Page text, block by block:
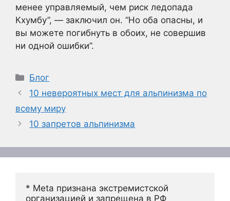
менее управляемый, чем риск ледопада
Кхумбу”, — заключил он. “Но оба опасны, и
вы можете погибнуть в обоих, не совершив
ни одной ошибки”.
Рубрики
Блог
10 невероятных мест для альпинизма по
всему миру
10 запретов альпинизма
* Meta признана экстремистской
организацией и запрещена в РФ